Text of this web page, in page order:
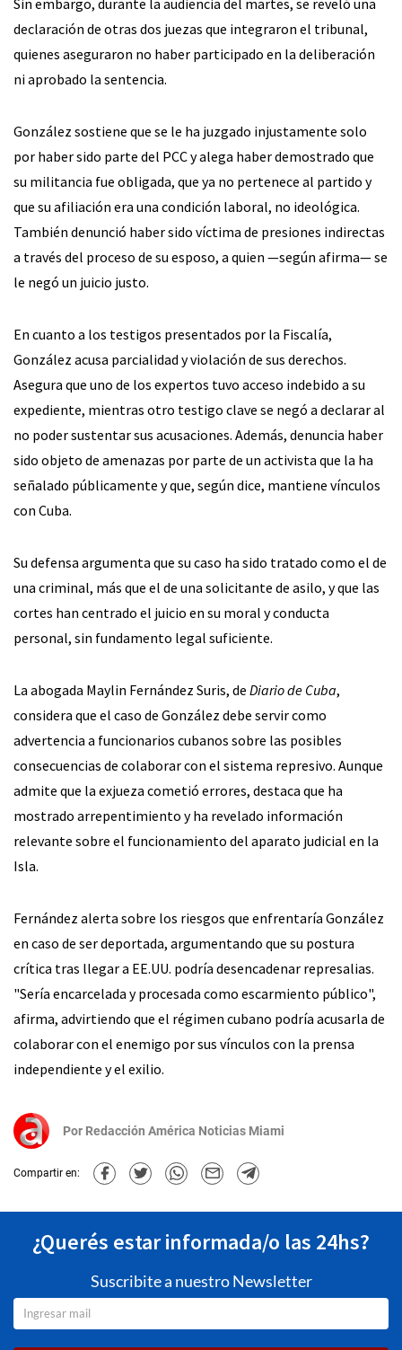
declaración de otras dos juezas que integraron el tribunal,
quienes aseguraron no haber participado en la deliberación
ni aprobado la sentencia.
González sostiene que se le ha juzgado injustamente solo
por haber sido parte del PCC y alega haber demostrado que
su militancia fue obligada, que ya no pertenece al partido y
que su afiliación era una condición laboral, no ideológica.
También denunció haber sido víctima de presiones indirectas
a través del proceso de su esposo, a quien —según afirma— se
le negó un juicio justo.
En cuanto a los testigos presentados por la Fiscalía,
González acusa parcialidad y violación de sus derechos.
Asegura que uno de los expertos tuvo acceso indebido a su
expediente, mientras otro testigo clave se negó a declarar al
no poder sustentar sus acusaciones. Además, denuncia haber
sido objeto de amenazas por parte de un activista que la ha
señalado públicamente y que, según dice, mantiene vínculos
con Cuba.
Su defensa argumenta que su caso ha sido tratado como el de
una criminal, más que el de una solicitante de asilo, y que las
cortes han centrado el juicio en su moral y conducta
personal, sin fundamento legal suficiente.
La abogada Maylin Fernández Suris, de Diario de Cuba,
considera que el caso de González debe servir como
advertencia a funcionarios cubanos sobre las posibles
consecuencias de colaborar con el sistema represivo. Aunque
admite que la exjueza cometió errores, destaca que ha
mostrado arrepentimiento y ha revelado información
relevante sobre el funcionamiento del aparato judicial en la
Isla.
Fernández alerta sobre los riesgos que enfrentaría González
en caso de ser deportada, argumentando que su postura
crítica tras llegar a EE.UU. podría desencadenar represalias.
"Sería encarcelada y procesada como escarmiento público",
afirma, advirtiendo que el régimen cubano podría acusarla de
colaborar con el enemigo por sus vínculos con la prensa
independiente y el exilio.
Por Redacción América Noticias Miami
Compartir en:
¿Querés estar informada/o las 24hs?
Suscribite a nuestro Newsletter